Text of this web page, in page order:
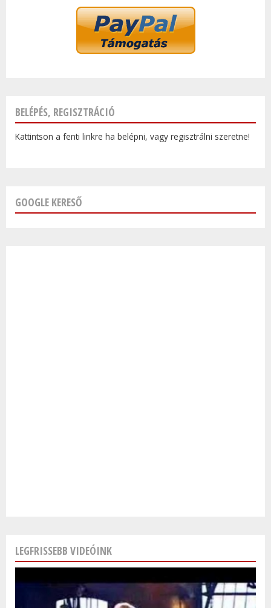
BELÉPÉS, REGISZTRÁCIÓ
Kattintson a fenti linkre ha belépni, vagy regisztrálni szeretne!
GOOGLE KERESŐ
LEGFRISSEBB VIDEÓINK